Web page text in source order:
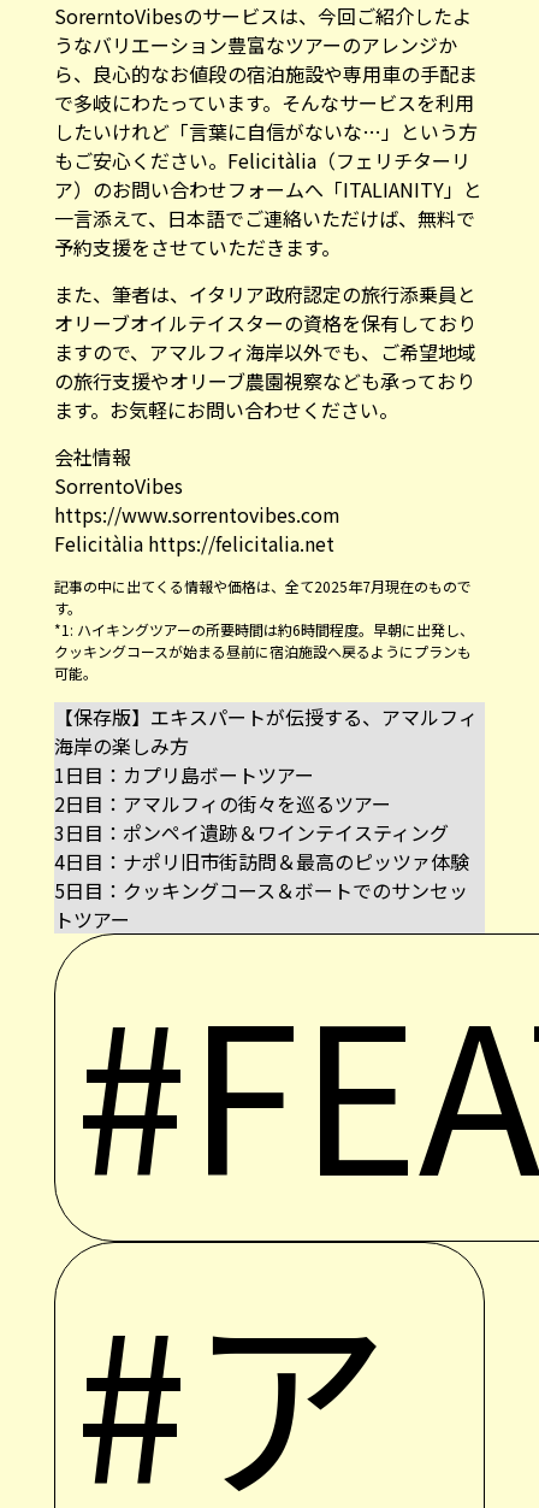
SorerntoVibesのサービスは、今回ご紹介したよ
うなバリエーション豊富なツアーのアレンジか
ら、良心的なお値段の宿泊施設や専用車の手配ま
で多岐にわたっています。そんなサービスを利用
したいけれど「言葉に自信がないな…」という方
もご安心ください。 Felicitàlia（フェリチターリ
ア）のお問い合わせフォームへ「ITALIANITY」と
一言添えて、日本語でご連絡いただけば、無料で
予約支援をさせていただきます。
また、筆者は、イタリア政府認定の旅行添乗員と
オリーブオイルテイスターの資格を保有しており
ますので、アマルフィ海岸以外でも、ご希望地域
の旅行支援やオリーブ農園視察なども承っており
ます。お気軽にお問い合わせください。
会社情報
SorrentoVibes
https://www.sorrentovibes.com
Felicitàlia https://felicitalia.net
記事の中に出てくる情報や価格は、全て2025年7月現在のもので
す。
*1: ハイキングツアーの所要時間は約6時間程度。早朝に出発し、
クッキングコースが始まる昼前に宿泊施設へ戻るようにプランも
可能。
【保存版】エキスパートが伝授する、アマルフィ
海岸の楽しみ方
1日目：カプリ島ボートツアー
2日目：アマルフィの街々を巡るツアー
3日目：ポンペイ遺跡＆ワインテイスティング
4日目：ナポリ旧市街訪問＆最高のピッツァ体験
5日目：クッキングコース＆ボートでのサンセッ
トツアー
#ア